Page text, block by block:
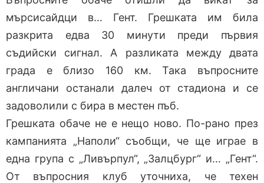
мърсисайдци в… Гент. Грешката им била
разкрита едва 30 минути преди първия
съдийски сигнал. А разликата между двата
града е близо 160 км. Така въпросните
англичани останали далеч от стадиона и се
задоволили с бира в местен пъб.
Грешката обаче не е нещо ново. По-рано през
кампанията „Наполи“ съобщи, че ще играе в
една група с „Ливърпул“, „Залцбург“ и… „Гент“.
От въпросния клуб уточниха, че техен